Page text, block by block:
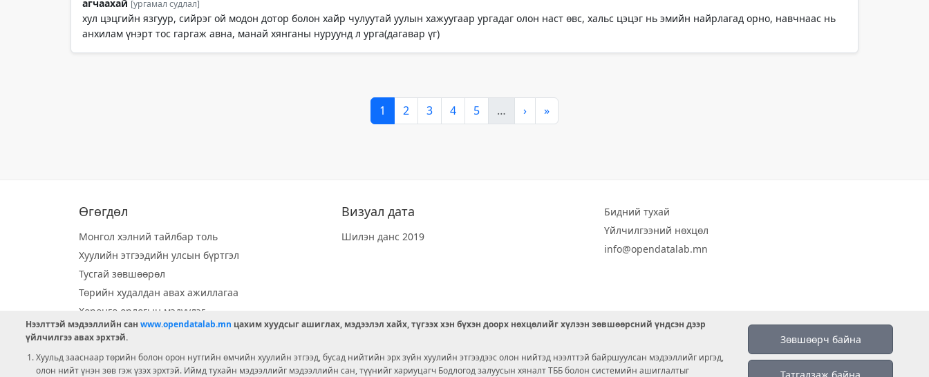
агчаахай [ургамал судлал]
хул цэцгийн язгуур, сийрэг ой модон дотор болон хайр чулуутай уулын хажуугаар ургадаг олон наст өвс, хальс цэцэг нь эмийн найрлагад орно, навчнаас нь
анхилам үнэрт тос гаргаж авна, манай хянганы нуруунд л урга(дагавар үг)
1 2 3 4 5 … › »
Өгөгдөл
Монгол хэлний тайлбар толь
Хуулийн этгээдийн улсын бүртгэл
Тусгай зөвшөөрөл
Төрийн худалдан авах ажиллагаа
Хөрөнгө орлогын мэдүүлэг
Орон нутгийн хөгжлийн сан
Ээлжит сонгууль
Визуал дата
Шилэн данс 2019
Бидний тухай
Үйлчилгээний нөхцөл
info@opendatalab.mn
Зөвшөөрч байна
Нээлттэй мэдээллийн сан www.opendatalab.mn цахим хуудсыг ашиглах, мэдээлэл хайх, түгээх хэн бүхэн доорх нөхцөлийг хүлээн зөвшөөрсний үндсэн дээр
үйлчилгээ авах эрхтэй.
Хуульд зааснаар төрийн болон орон нутгийн өмчийн хуулийн этгээд, бусад нийтийн эрх зүйн хуулийн этгээдээс олон нийтэд нээлттэй байршуулсан мэдээллийг иргэд,
олон нийт үнэн зөв гэж үзэх эрхтэй. Иймд тухайн мэдээллийг мэдээллийн сан, түүнийг хариуцагч Бодлогод залуусын хяналт ТББ болон системийн ашиглалтыг